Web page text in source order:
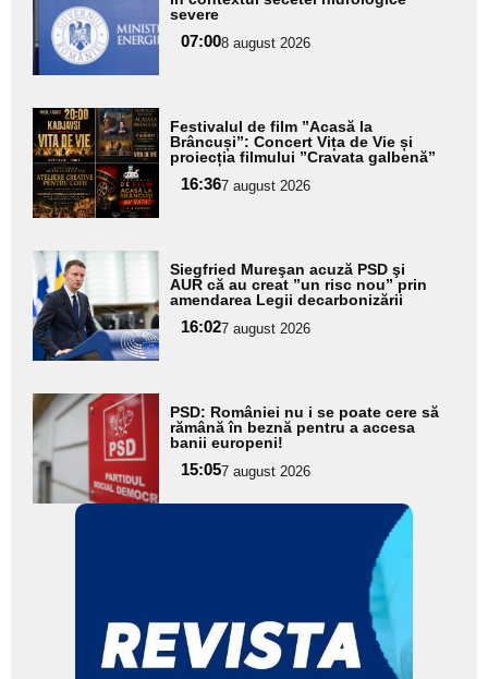
pentru
subtitlu
severe
07:008 august 2026
Adaugă
aici textul
pentru
subtitlu
Festivalul de film ”Acasă la
Brâncuși”: Concert Vița de Vie și
proiecția filmului ”Cravata galbenă”
16:367 august 2026
Adaugă
aici textul
pentru
subtitlu
Siegfried Mureşan acuză PSD şi
AUR că au creat ”un risc nou” prin
amendarea Legii decarbonizării
16:027 august 2026
Adaugă
aici textul
pentru
subtitlu
PSD: României nu i se poate cere să
rămână în beznă pentru a accesa
banii europeni!
15:057 august 2026